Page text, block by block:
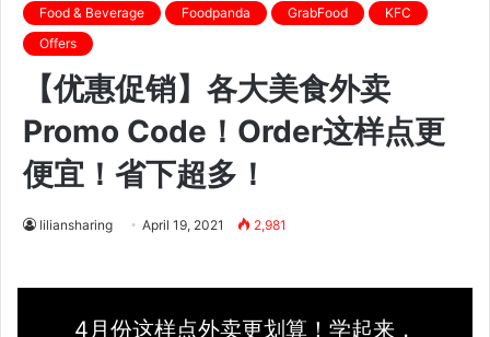
Food & Beverage Foodpanda GrabFood
KFC
Offers
【优惠促销】各大美食外卖
Promo Code！Order这样点更
便宜！省下超多！
liliansharing April 19, 2021 2,981
4月份这样点外卖更划算！学起来，